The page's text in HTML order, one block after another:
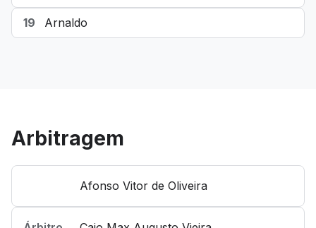
19 Arnaldo
Arbitragem
Afonso Vitor de Oliveira